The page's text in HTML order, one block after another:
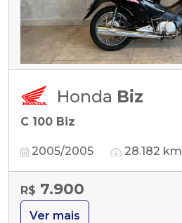
Honda Biz
C 100 Biz
2005/2005 28.182 km
R$ 7.900
Ver mais